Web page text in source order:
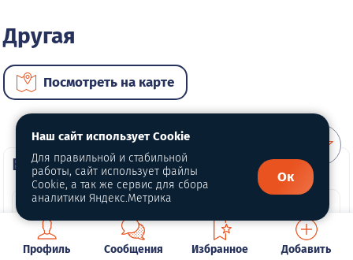
Другая
Посмотреть на карте
ВИП автомобили
Профиль Сообщения Избранное Добавить
Наш сайт использует Cookie
Для правильной и стабильной
работы, сайт использует файлы
Cookie, а так же сервис для сбора
аналитики Яндекс.Метрика
Ок